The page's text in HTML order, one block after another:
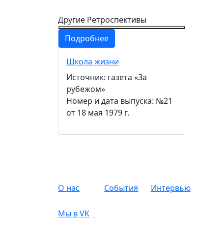
Другие Ретроспективы
Подробнее
Школа жизни
Источник: газета «За
рубежом»
Номер и дата выпуска: №21
от 18 мая 1979 г.
О нас События Интервью
Мы в VK